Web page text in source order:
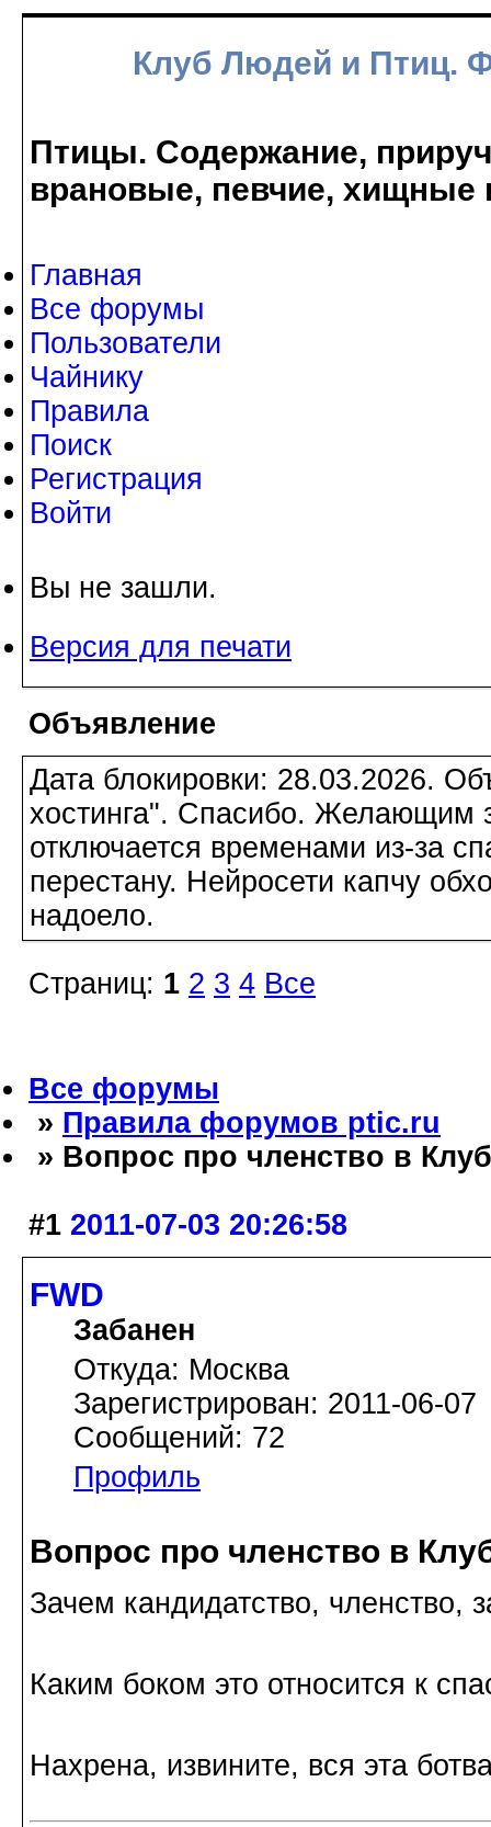
Клуб Людей и Птиц.
Птицы. Содержание,
врановые, певчие, хищные
Главная
Все форумы
Пользователи
Чайнику
Правила
Поиск
Регистрация
Войти
Вы не зашли.
Версия для печати
Объявление
Дата блокировки: 28.03.2026.
хостинга". Спасибо. Желающим
отключается временами из-за
перестану. Нейросети капчу
надоело.
Страниц: 1 2 3 4 Все
Все форумы
» Правила форумов ptic.ru
» Вопрос про членство в
#1 2011-07-03 20:26:58
FWD
Забанен
Откуда: Москва
Зарегистрирован: 2011-06-07
Сообщений: 72
Профиль
Вопрос про членство в
Зачем кандидатство, членство,
Каким боком это относится к
Нахрена, извините, вся эта